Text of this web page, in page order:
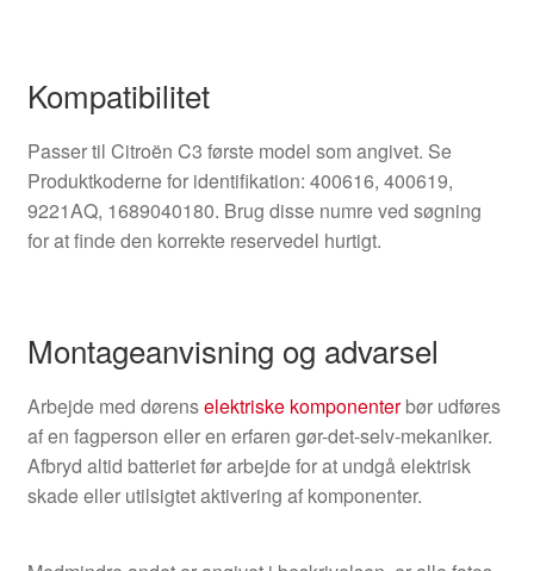
Kompatibilitet
Passer til Citroën C3 første model som angivet. Se
Produktkoderne for identifikation: 400616, 400619,
9221AQ, 1689040180. Brug disse numre ved søgning
for at finde den korrekte reservedel hurtigt.
Montageanvisning og advarsel
Arbejde med dørenselektriske komponenterbør udføres
af en fagperson eller en erfaren gør-det-selv-mekaniker.
Afbryd altid batteriet før arbejde for at undgå elektrisk
skade eller utilsigtet aktivering af komponenter.